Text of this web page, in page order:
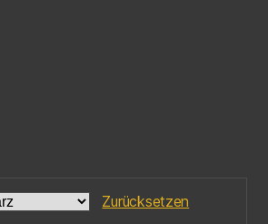
Zurücksetzen